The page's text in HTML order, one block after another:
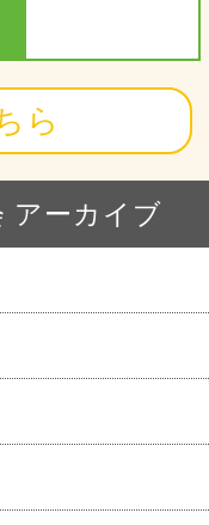
ら
アーカイブ